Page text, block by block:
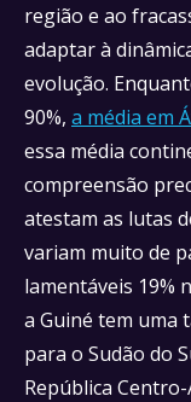
região e ao
adaptar à
evolução.
90%, a média em
essa média
compreensão
atestam as lutas
variam muito de
lamentáveis 19%
a Guiné tem uma
para o Sudão do
República